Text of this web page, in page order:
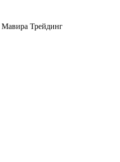
Мавира Трейдинг